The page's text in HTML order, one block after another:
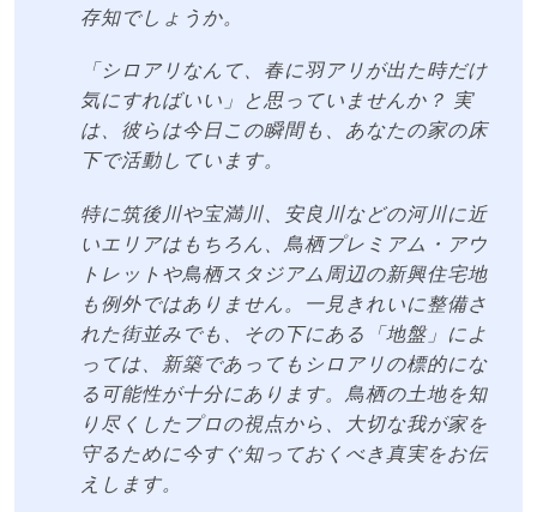
存知でしょうか。
「シロアリなんて、春に羽アリが出た時だけ
気にすればいい」と思っていませんか？ 実
は、彼らは今日この瞬間も、あなたの家の床
下で活動しています。
特に筑後川や宝満川、安良川などの河川に近
いエリアはもちろん、鳥栖プレミアム・アウ
トレットや鳥栖スタジアム周辺の新興住宅地
も例外ではありません。一見きれいに整備さ
れた街並みでも、その下にある「地盤」によ
っては、新築であってもシロアリの標的にな
る可能性が十分にあります。鳥栖の土地を知
り尽くしたプロの視点から、大切な我が家を
守るために今すぐ知っておくべき真実をお伝
えします。